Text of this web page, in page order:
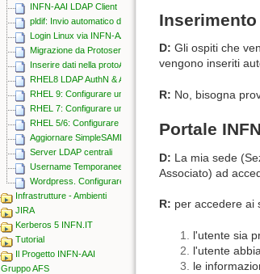
INFN-AAI LDAP Client
pldif: Invio automatico di mail personalizzate e firmate
Login Linux via INFN-AAI
Migrazione da Protoserv1 a Protoserv2
Inserire dati nella protoAAI v1 (DISMESSO)
RHEL8 LDAP AuthN & AuthZ
RHEL 9: Configurare un Service Provider SAML 2.0
RHEL 7: Configurare un Service Provider SAML 2.0
RHEL 5/6: Configurare un Service Provider SAML 2.0
Aggiornare SimpleSAMLphp
Server LDAP centrali
Username Temporanee
Wordpress. Configurare SAML 2.0 con plugin Onelogin
Infrastrutture - Ambienti
JIRA
Kerberos 5 INFN.IT
Tutorial
Il Progetto INFN-AAI
Gruppo AFS
D: Gli ospiti che
vengono inseriti
R: No, bisogna
Portale INFN
D: La mia sede
Associato) ad
R: per accedere ai
l'utente sia
l'utente
le